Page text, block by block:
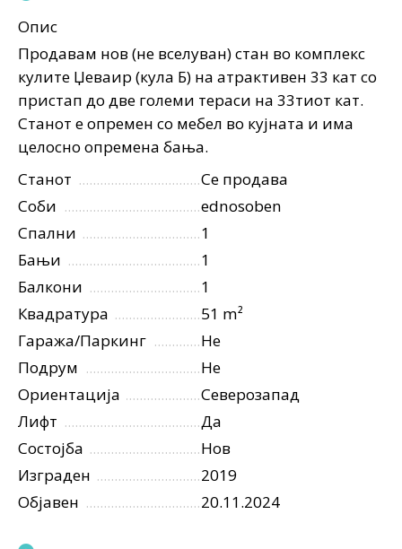
Опис
Продавам нов (не вселуван) стан во комплекс
кулите Џеваир (кула Б) на атрактивен 33 кат со
пристап до две големи тераси на 33тиот кат.
Станот е опремен со мебел во кујната и има
целосно опремена бања.
Станот
Се продава
Соби
ednosoben
Спални
1
Бањи
1
Балкони
1
Квадратура
51 m²
Гаража/Паркинг
Не
Подрум
Не
Ориентација
Северозапад
Лифт
Да
Состојба
Нов
Изграден
2019
Објавен
20.11.2024